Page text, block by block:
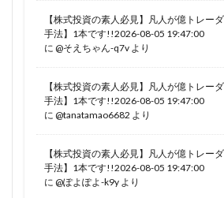
【株式投資の素人必見】凡人が億トレー
手法】1本です!!2026-08-05 19:47:00
に @そえちゃん-q7v より
【株式投資の素人必見】凡人が億トレー
手法】1本です!!2026-08-05 19:47:00
に @tanatamao6682 より
【株式投資の素人必見】凡人が億トレー
手法】1本です!!2026-08-05 19:47:00
に @ぽよぽよ-k9y より